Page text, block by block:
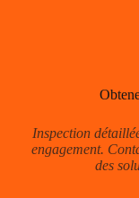
Inspection
engagement.
des